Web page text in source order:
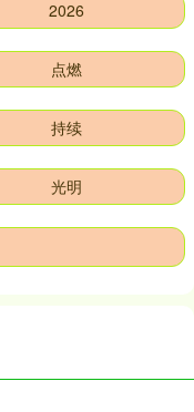
2026
点燃
持续
光明